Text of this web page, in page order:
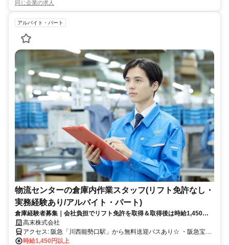
同じ企業の求人
アルバイト・パート
物流センターの倉庫内作業スタッフ(リフト免許なし・
実務経験あり/アルバイト・パート)
倉庫経験者募集｜会社負担でリフト免許を取得＆取得後は時給1,450円
～ 高末株式会社
アクセス: 阪急「川西能勢口駅」から無料送迎バスあり☆ ・阪急宝塚
本線：川西能勢口駅から車で18分 ・能勢電鉄日生線 / 能勢電鉄妙見
時給1,450円以上